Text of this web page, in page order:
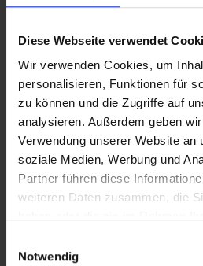
Diese Webseite verwendet
Wir verwenden Cookies, um
personalisieren, Funktionen für
zu können und die Zugriffe auf
analysieren. Außerdem geben
Verwendung unserer Website an
soziale Medien, Werbung und
Partner führen diese
weiteren Daten zusammen, die
Notwendig
Nachbar kifft jeden Tag?
als Mieter
23. Juli 2026 9 Min. Lesezeit